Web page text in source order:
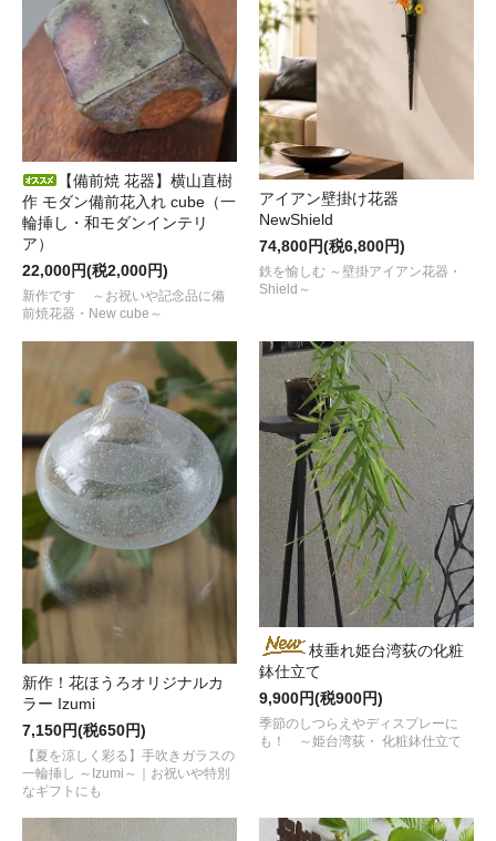
【備前焼 花器】横山直樹
作 モダン備前花入れ cube（一
輪挿し・和モダンインテリ
ア）
22,000円(税2,000円)
新作です ～お祝いや記念品に備
前焼花器・New cube～
アイアン壁掛け花器
NewShield
74,800円(税6,800円)
鉄を愉しむ ～壁掛アイアン花器・
Shield～
新作！花ほうろオリジナルカ
ラー Izumi
7,150円(税650円)
【夏を涼しく彩る】手吹きガラスの
一輪挿し ～Izumi～｜お祝いや特別
なギフトにも
枝垂れ姫台湾荻の化粧
鉢仕立て
9,900円(税900円)
季節のしつらえやディスプレーに
も！ ～姫台湾荻・ 化粧鉢仕立て